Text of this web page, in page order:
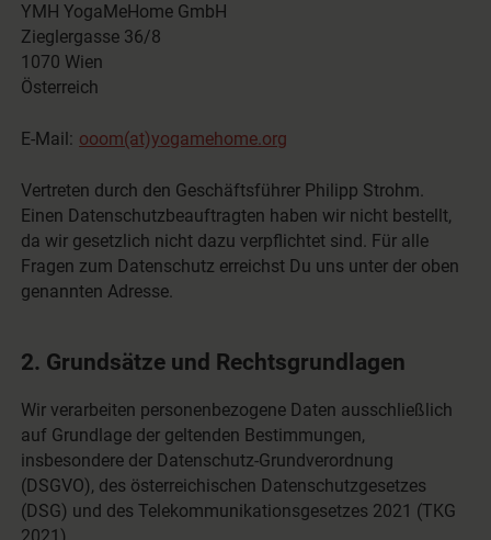
YMH YogaMeHome GmbH
Zieglergasse 36/8
1070 Wien
Österreich
E-Mail: ooom(at)yogamehome.org
Vertreten durch den Geschäftsführer Philipp Strohm.
Einen Datenschutzbeauftragten haben wir nicht bestellt,
da wir gesetzlich nicht dazu verpflichtet sind. Für alle
Fragen zum Datenschutz erreichst Du uns unter der oben
genannten Adresse.
2. Grundsätze und Rechtsgrundlagen
Wir verarbeiten personenbezogene Daten ausschließlich
auf Grundlage der geltenden Bestimmungen,
insbesondere der Datenschutz-Grundverordnung
(DSGVO), des österreichischen Datenschutzgesetzes
(DSG) und des Telekommunikationsgesetzes 2021 (TKG
2021).